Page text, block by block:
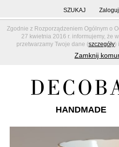
Zgodnie z Rozporządzeniem Ogólnym o
27 kwietnia 2016 r. informujemy, że
przetwarzamy Twoje dane (szczegóły)
Zamknij
SZUKAJ
HANDMADE